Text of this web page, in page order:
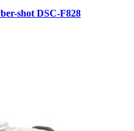
shot DSC-F828